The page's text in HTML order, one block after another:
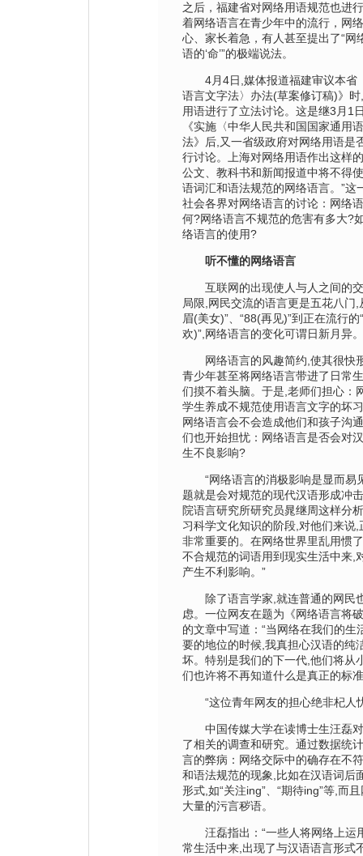
之后，福建省对网络用语规范也进
着网络语言在青少年中的流行，网
心、家长着急，有人甚至提出了“网
语的‘命’”的极端说法。
4月4日,媒体报道福建审议本省
语言文字法〉办法(草案修订稿)》
用语进行了立法讨论。这是继3月1
《实施〈中华人民共和国国家通用
法》后,又一省级政府对网络用语是
行讨论。上海对网络用语作出这样
公文、教科书和新闻报道中将不得
语词汇和语法规范的网络语言。”这
社会各界对网络语言的讨论：网络
何?网络语言不规范的危害有多大?
络语言的使用?
听不懂的网络语言
互联网的出现使人与人之间的交
局限,网民交流的语言更是五花八门,
眉(美女)”、“88(再见)”到正在流行的
欢)”,网络语言的变化可谓日新月异。
网络语言的风趣简约,使其很快
青少年甚至将网络语言带进了日常
们摸不着头脑。于是,老师们担心：
学生养成不规范使用语言文字的坏
网络语言会不会造成他们和孩子沟
们也开始担忧：网络语言是否会对
生不良影响?
“网络语言的消极影响是显而易
题就是会对规范的现代汉语形成冲
院语言研究所研究员晁继周这样分
习科学文化知识的阶段,对他们来说
非常重要的。在网络世界里乱用惯
不合规范的词语用到现实生活中来,
产生不利影响。”
除了语言学家,就连普通的网民
虑。一位网友在题为《网络语言将
的文章中写道：“当网络在我们的生
要的地位的时候,我真担心汉语的纯
坏。特别是我们的下一代,他们将从
们也许将不再知道什么是真正的标
“这位青年网友的担心绝非杞人
中国传媒大学在读博士生汪磊对
了相关的调查和研究。通过数据统
言的弊病：网络交际中的确存在不
和语法规范的现象,比如在汉语词后
形式,如“关注ing”、“期待ing”等,而
大量的污言秽语。
汪磊指出：“一些人将网络上运
常生活中来,出现了与汉语语言形式